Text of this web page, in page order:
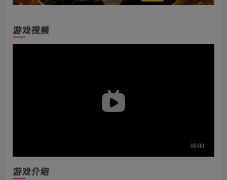
游戏视频
游戏介绍